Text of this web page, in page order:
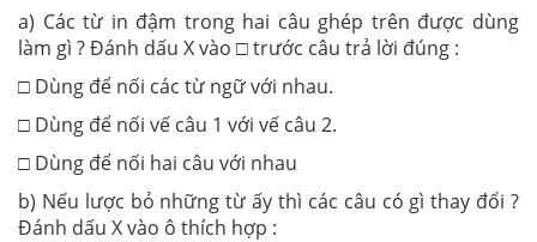
a) Các từ in đậm trong hai câu ghép trên được dùng
làm gì ? Đánh dấu X vào □ trước câu trả lời đúng :
□ Dùng để nối các từ ngữ với nhau.
□ Dùng để nối vế câu 1 với vế câu 2.
□ Dùng để nối hai câu với nhau
b) Nếu lược bỏ những từ ấy thì các câu có gì thay đổi ?
Đánh dấu X vào ô thích hợp :